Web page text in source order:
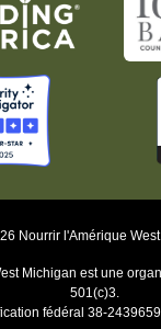
Nourrir l'Amérique
Michigan est une
501(c)3.
fédéral 38-